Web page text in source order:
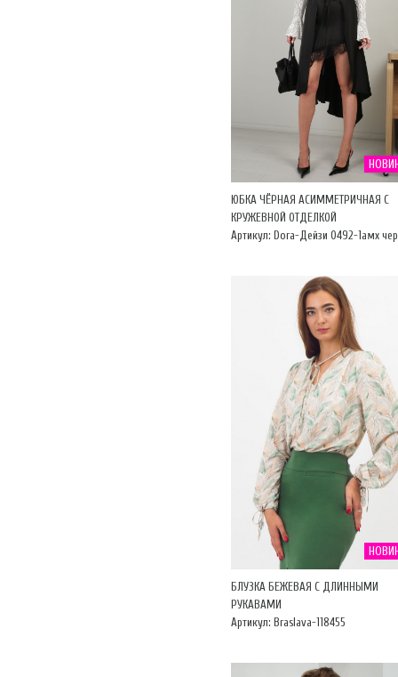
ЮБКА ЧЁРНАЯ АСИММЕТРИЧНАЯ С
КРУЖЕВНОЙ ОТДЕЛКОЙ
Артикул: Dora-Дейзи 0492-1амх
БЛУЗКА БЕЖЕВАЯ С ДЛИННЫМИ
РУКАВАМИ
Артикул: Braslava-118455